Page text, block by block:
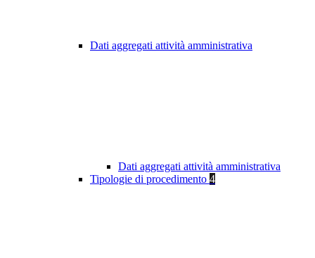
Dati aggregati attività amministrativa
Dati aggregati attività amministrativa
Tipologie di procedimento 4